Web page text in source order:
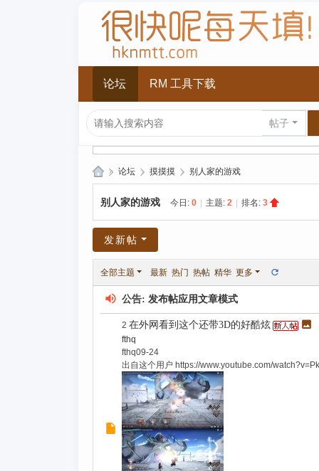
论坛 RM 工具下载
帖子
P
G|
库
» 论坛 › 摸摸摸 › 别人家的游戏
别人家的游戏 今日: 0 主题: 2 排名: 3
发新帖
全部主题 最新 热门 热帖 精华 更多
公告: 发布帖应用文章模式
2 在外网看到这个还带3D的好酷炫
fthq
fthq09-24
出自这个用户 https://www.youtube.com/